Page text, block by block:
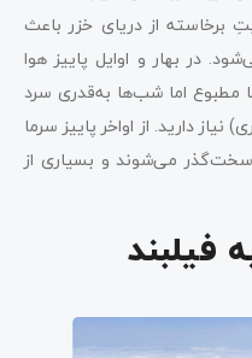
از دریای خزر باعث
در بهار و اوایل پاییز هوا
مطبوع اما شب‌ها به‌قدری سرد
دارید. از اواخر پاییز سرما
می‌شوند و بسیاری از
فیلبند